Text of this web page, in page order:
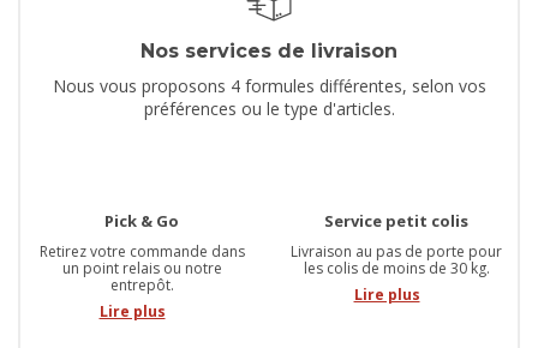
Nos services de livraison
Nous vous proposons 4 formules différentes, selon vos
préférences ou le type d'articles.
Pick & Go
Retirez votre commande dans
un point relais ou notre
entrepôt.
Lire plus
Service petit colis
Livraison au pas de porte pour
les colis de moins de 30 kg.
Lire plus